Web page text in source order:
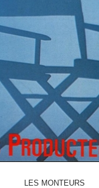
LES MONTEURS